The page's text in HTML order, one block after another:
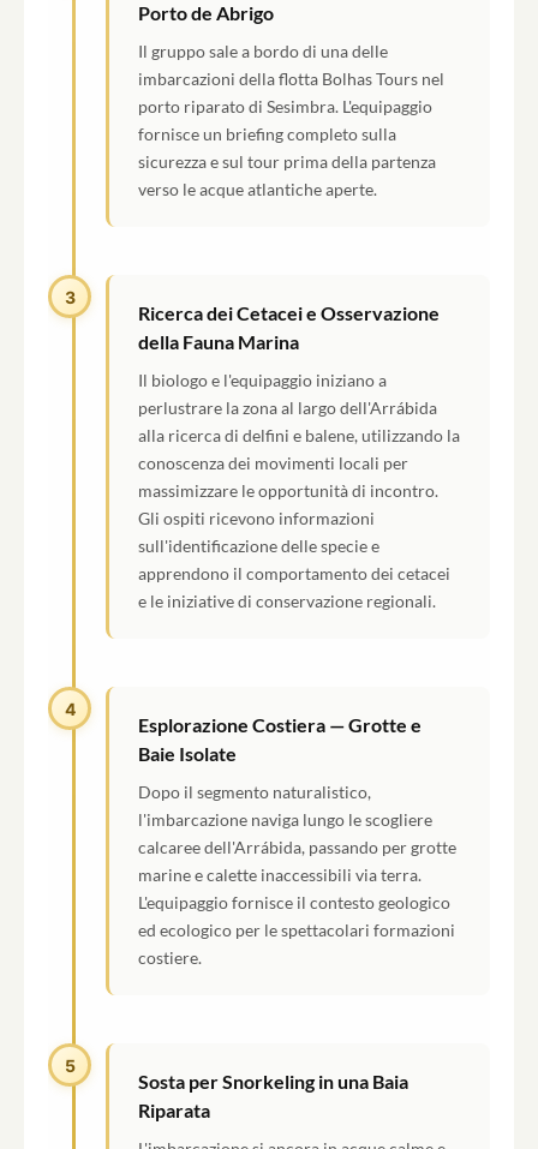
Porto de Abrigo
Il gruppo sale a bordo di una delle
imbarcazioni della flotta Bolhas Tours nel
porto riparato di Sesimbra. L'equipaggio
fornisce un briefing completo sulla
sicurezza e sul tour prima della partenza
verso le acque atlantiche aperte.
3
Ricerca dei Cetacei e Osservazione
della Fauna Marina
Il biologo e l'equipaggio iniziano a
perlustrare la zona al largo dell'Arrábida
alla ricerca di delfini e balene, utilizzando la
conoscenza dei movimenti locali per
massimizzare le opportunità di incontro.
Gli ospiti ricevono informazioni
sull'identificazione delle specie e
apprendono il comportamento dei cetacei
e le iniziative di conservazione regionali.
4
Esplorazione Costiera — Grotte e
Baie Isolate
Dopo il segmento naturalistico,
l'imbarcazione naviga lungo le scogliere
calcaree dell'Arrábida, passando per grotte
marine e calette inaccessibili via terra.
L'equipaggio fornisce il contesto geologico
ed ecologico per le spettacolari formazioni
costiere.
5
Sosta per Snorkeling in una Baia
Riparata